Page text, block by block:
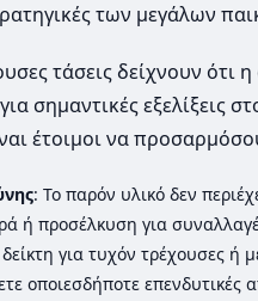
των μεγάλων
τάσεις δείχνουν
σημαντικές εξελίξεις
έτοιμοι να
: Το παρόν υλικό δεν
ή προσέλκυση για
για τυχόν τρέχουσες
οποιεσδήποτε